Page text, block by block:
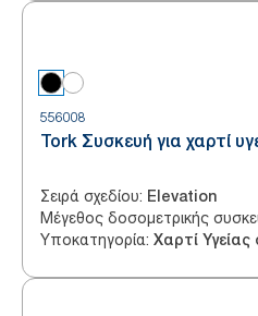
556008
Tork Συσκευή για χαρτί
Σειρά σχεδίου: Elevation
Μέγεθος δοσομετρικής
Υποκατηγορία: Χαρτί